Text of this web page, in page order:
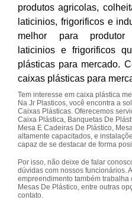
produtos agricolas,
laticinios, frigorificos e
melhor para produtor
laticinios e frigorificos
plásticas para mercado.
caixas plásticas para
Tem interesse em caixa plástica
Na Jr Plasticos, você encontra a
Caixas Plásticas. Oferecemos
Caixa Plástica, Banquetas De
Mesa E Cadeiras De Plástico,
altamente capacitados, e
capaz de se destacar de forma
Por isso, não deixe de falar
dúvidas com nossos funcionários.
empreendimento também
Mesas De Plástico, entre outras
contato.